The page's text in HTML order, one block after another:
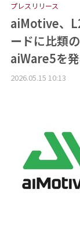
おすすめコン
出版物
会社概要
プレスリリース
aiMotive、
ードに比類
aiWare5を
2026.05.15 10:13